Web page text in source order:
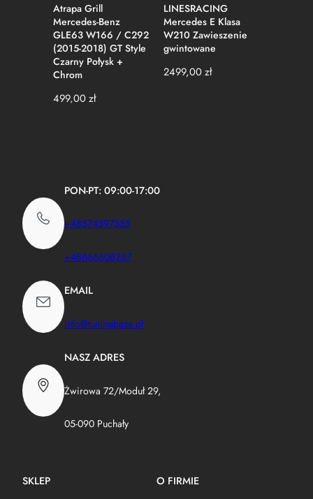
Atrapa Grill
Mercedes-Benz
GLE63 W166 / C292
(2015-2018) GT Style
Czarny Połysk +
Chrom
499,00zł
LINESRACING
Mercedes E Klasa
W210 Zawieszenie
gwintowane
2499,00zł
PON-PT: 09:00-17:00
+48574397555
+48666606267
EMAIL
info@tuningbaza.pl
NASZ ADRES
Żwirowa 72/Moduł 29,
05-090 Puchały
SKLEP O FIRMIE